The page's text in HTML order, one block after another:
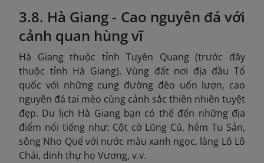
3.8. Hà Giang - Cao nguyên đá với
cảnh quan hùng vĩ
Hà Giang thuộc tỉnh Tuyên Quang (trước đây
thuộc tỉnh Hà Giang). Vùng đất nơi địa đầu Tổ
quốc với những cung đường đèo uốn lượn, cao
nguyên đá tai mèo cùng cảnh sắc thiên nhiên tuyệt
đẹp. Du lịch Hà Giang bạn có thể đến những địa
điểm nổi tiếng như: Cột cờ Lũng Cú, hẻm Tu Sản,
sông Nho Quế với nước màu xanh ngọc, làng Lô Lô
Chải, dinh thự họ Vương, v.v.